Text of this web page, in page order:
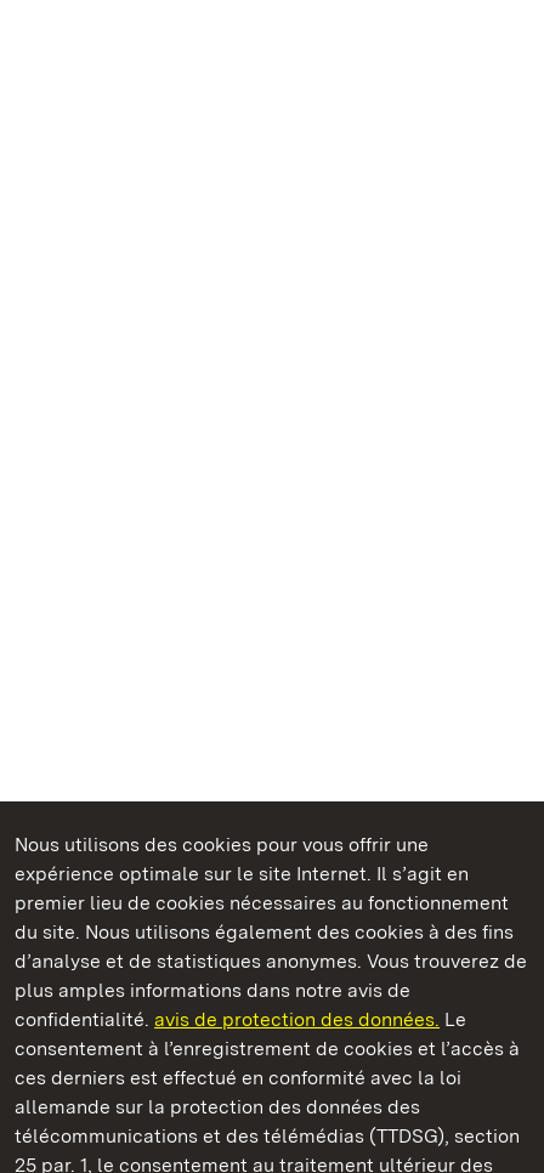
Nous utilisons des cookies pour vous offrir une
expérience optimale sur le site Internet. Il s’agit en
premier lieu de cookies nécessaires au fonctionnement
du site. Nous utilisons également des cookies à des fins
d’analyse et de statistiques anonymes. Vous trouverez de
plus amples informations dans notre avis de
confidentialité. avis de protection des données. Le
consentement à l’enregistrement de cookies et l’accès à
ces derniers est effectué en conformité avec la loi
allemande sur la protection des données des
télécommunications et des télémédias (TTDSG), section
25 par. 1, le consentement au traitement ultérieur des
Châteaux et jardins publics du Bade-Wurtemberg
Château de Kirchheim
Châteaux et jardins publics du Bade-Wurtemberg
FAQ et réponsesMentions légalesProtection des données